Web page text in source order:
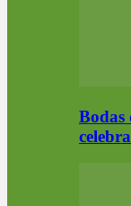
Bodas